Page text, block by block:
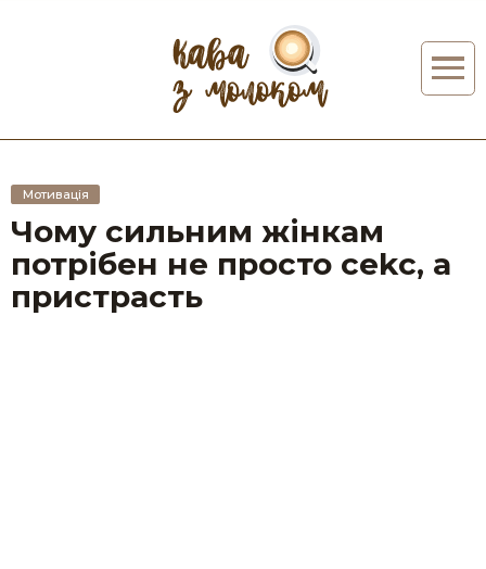
Мотивація
Чому сильним жінкам
потрібен не просто сеkс, а
пристрасть